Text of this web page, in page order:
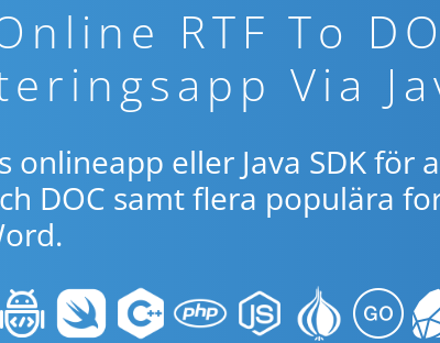
RTF To
Via
onlineapp eller Java SDK för
DOC samt flera populära